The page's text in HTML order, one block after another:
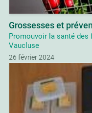
Grossesses et
Promouvoir la santé
Vaucluse
26 février 2024